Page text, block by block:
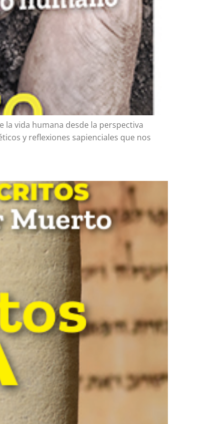
la vida humana desde la perspectiva
y reflexiones sapienciales que nos